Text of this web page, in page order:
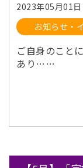
2023年05月01日
お知らせ・
ご自身のこと
あり……